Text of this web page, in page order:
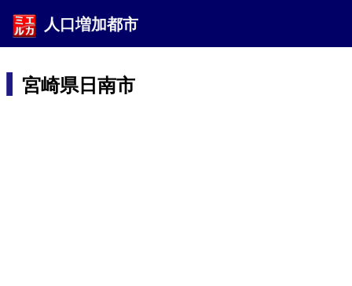
人口増加都市
宮崎県日南市